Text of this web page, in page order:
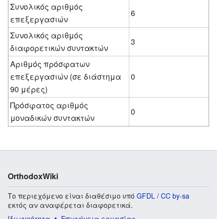
Συνολικός αριθμός
επεξεργασιών
6
Συνολικός αριθμός
διαφορετικών συντακτών
3
Αριθμός πρόσφατων
επεξεργασιών (σε διάστημα
90 μέρες)
0
Πρόσφατος αριθμός
μοναδικών συντακτών
0
OrthodoxWiki
Το περιεχόμενο είναι διαθέσιμο υπό GFDL / CC by-sa
εκτός αν αναφέρεται διαφορετικά.